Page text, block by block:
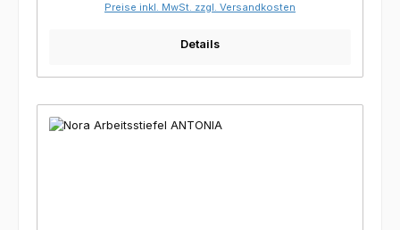
Preise inkl. MwSt. zzgl. Versandkosten
Details